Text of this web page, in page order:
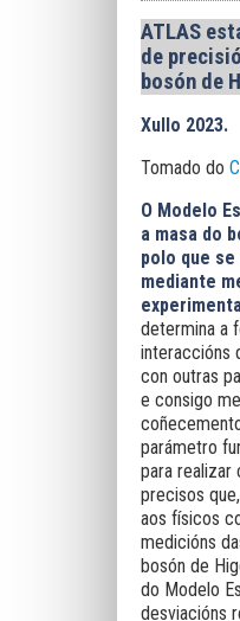
ATLAS
de
bosón de
Xullo 2023.
Tomado do
O Modelo
a masa do
polo que
mediante
determina a
interaccións
con outras
e consigo
parámetro
para realizar
precisos
aos físicos
medicións
bosón de
do Modelo
desviacións